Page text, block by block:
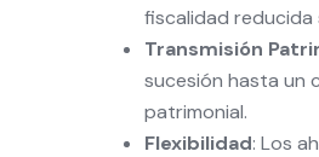
fiscalidad reducida
Transmisión
sucesión hasta un
patrimonial.
Flexibilidad: Los